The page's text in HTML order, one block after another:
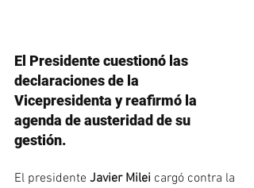
El Presidente cuestionó las
declaraciones de la
Vicepresidenta y reafirmó la
agenda de austeridad de su
gestión.
El presidente Javier Milei cargó contra la